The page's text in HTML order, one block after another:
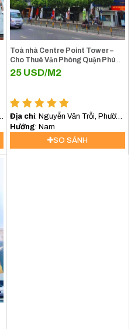
Toà nhà Centre Point Tower –
Cho Thuê Văn Phòng Quận Phú
Nhuận
25 USD/M2
Địa chỉ: Nguyễn Văn Trỗi, Phường
8, Quận Phú Nhuận
Hướng : Nam
SO SÁNH